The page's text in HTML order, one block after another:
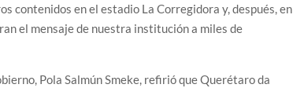
contenidos en el estadio La Corregidora y, después, en
el mensaje de nuestra institución a miles de
Pola Salmún Smeke, refirió que Querétaro da